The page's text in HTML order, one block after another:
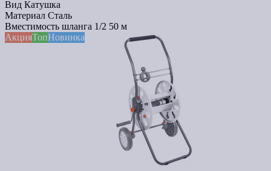
Вид Катушка
Материал Сталь
Вместимость шланга 1/2 50 м
АкцияТопНовинка